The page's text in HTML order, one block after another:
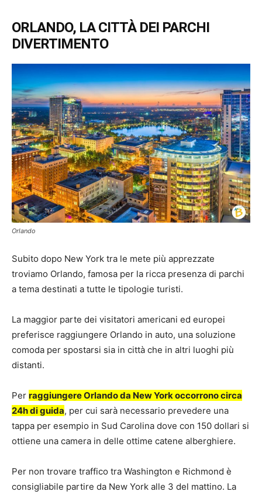
ORLANDO, LA CITTÀ DEI PARCHI
DIVERTIMENTO
Orlando
Subito dopo New York tra le mete più apprezzate
troviamo Orlando, famosa per la ricca presenza di parchi
a tema destinati a tutte le tipologie turisti.
La maggior parte dei visitatori americani ed europei
preferisce raggiungere Orlando in auto, una soluzione
comoda per spostarsi sia in città che in altri luoghi più
distanti.
Per raggiungere Orlando da New York occorrono circa
24h di guida, per cui sarà necessario prevedere una
tappa per esempio in Sud Carolina dove con 150 dollari si
ottiene una camera in delle ottime catene alberghiere.
Per non trovare traffico tra Washington e Richmond è
consigliabile partire da New York alle 3 del mattino. La